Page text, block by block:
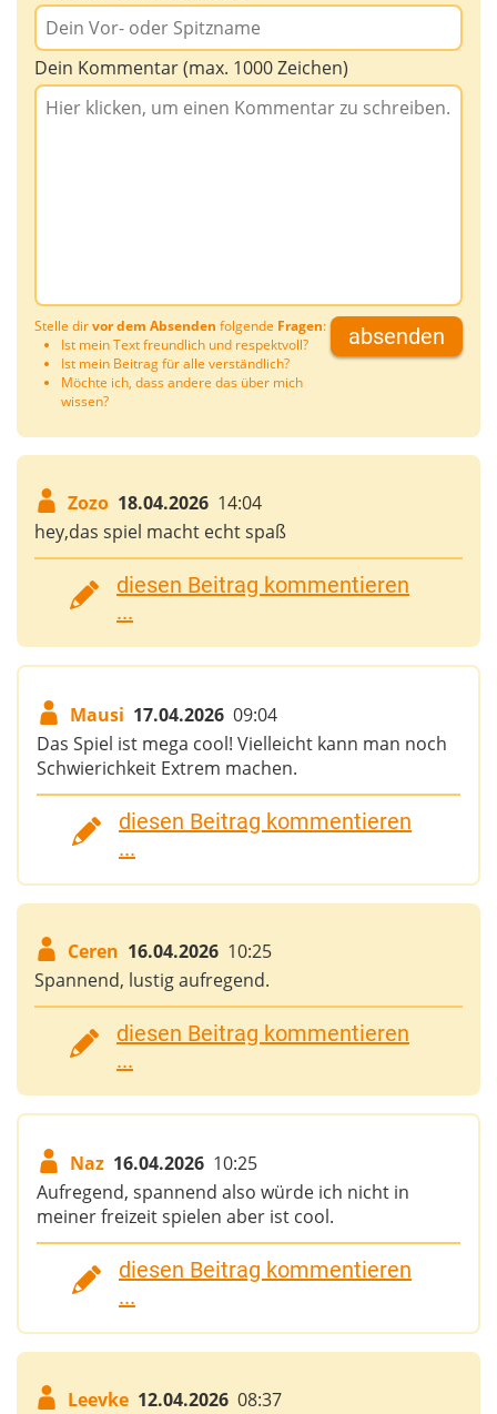
Dein Kommentar (max. 1000 Zeichen)
Stelle dirvor dem Absenden folgende Fragen:
Ist mein Text freundlich und respektvoll?
Ist mein Beitrag für alle verständlich?
Möchte ich, dass andere das über mich
wissen?
absenden
Zozo 18.04.2026 14:04
hey,das spiel macht echt spaß
diesen Beitrag kommentieren
...
Mausi 17.04.2026 09:04
Das Spiel ist mega cool! Vielleicht kann man noch
Schwierichkeit Extrem machen.
diesen Beitrag kommentieren
...
Ceren 16.04.2026 10:25
Spannend, lustig aufregend.
diesen Beitrag kommentieren
...
Naz 16.04.2026 10:25
Aufregend, spannend also würde ich nicht in
meiner freizeit spielen aber ist cool.
diesen Beitrag kommentieren
...
Leevke 12.04.2026 08:37